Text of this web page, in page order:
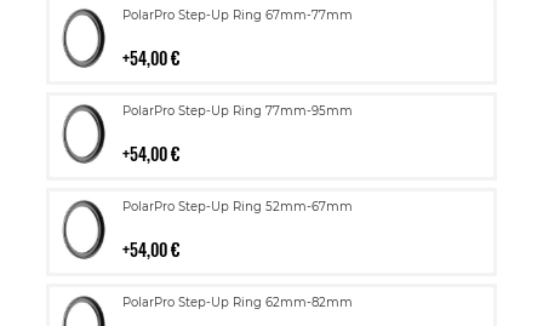
PolarPro Step-Up Ring 67mm-77mm
54,00 €
Lisää
PolarPro Step-Up Ring 77mm-95mm
54,00 €
Lisää
PolarPro Step-Up Ring 52mm-67mm
54,00 €
Lisää
PolarPro Step-Up Ring 62mm-82mm
Lisää